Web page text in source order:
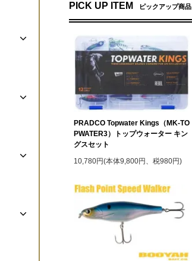
PICK UP ITEM ピックアップ商品
PRADCO Topwater Kings（MK-TO
PWATER3）トップウォーター キン
グスセット
10,780円(本体9,800円、税980円)